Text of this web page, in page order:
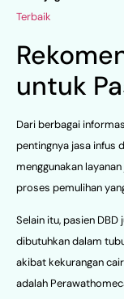
Terbaik
untuk
Dari berbagai
pentingnya jasa infus
menggunakan
proses pemulihan
Selain itu, pasien
dibutuhkan dalam
akibat kekurangan
adalah